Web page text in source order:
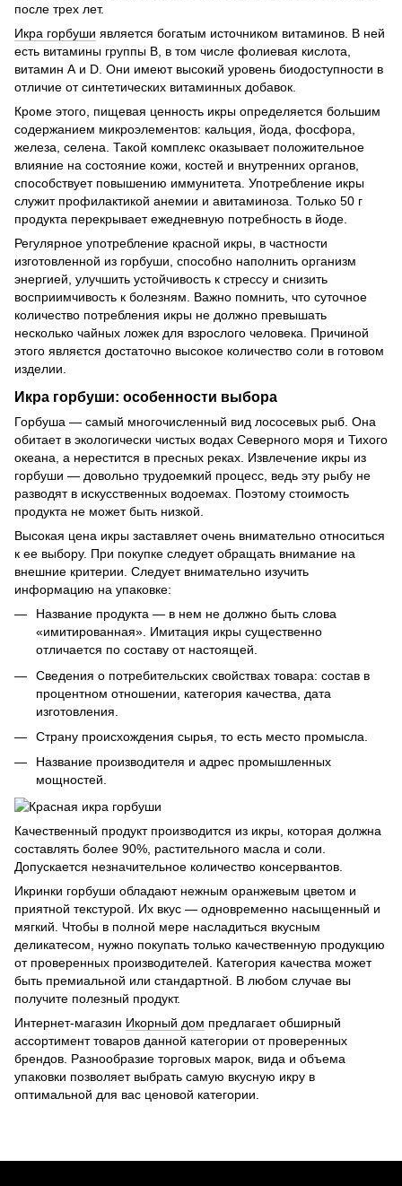
после трех лет.
Икра горбуши является богатым источником витаминов. В ней
есть витамины группы B, в том числе фолиевая кислота,
витамин А и D. Они имеют высокий уровень биодоступности в
отличие от синтетических витаминных добавок.
Кроме этого, пищевая ценность икры определяется большим
содержанием микроэлементов: кальция, йода, фосфора,
железа, селена. Такой комплекс оказывает положительное
влияние на состояние кожи, костей и внутренних органов,
способствует повышению иммунитета. Употребление икры
служит профилактикой анемии и авитаминоза. Только 50 г
продукта перекрывает ежедневную потребность в йоде.
Регулярное употребление красной икры, в частности
изготовленной из горбуши, способно наполнить организм
энергией, улучшить устойчивость к стрессу и снизить
восприимчивость к болезням. Важно помнить, что суточное
количество потребления икры не должно превышать
несколько чайных ложек для взрослого человека. Причиной
этого являєтся достаточно высокое количество соли в готовом
изделии.
Икра горбуши: особенности выбора
Горбуша — самый многочисленный вид лососевых рыб. Она
обитает в экологически чистых водах Северного моря и Тихого
океана, а нерестится в пресных реках. Извлечение икры из
горбуши — довольно трудоемкий процесс, ведь эту рыбу не
разводят в искусственных водоемах. Поэтому стоимость
продукта не может быть низкой.
Высокая цена икры заставляет очень внимательно относиться
к ее выбору. При покупке следует обращать внимание на
внешние критерии. Следует внимательно изучить
информацию на упаковке:
Название продукта — в нем не должно быть слова
«имитированная». Имитация икры существенно
отличается по составу от настоящей.
Сведения о потребительских свойствах товара: состав в
процентном отношении, категория качества, дата
изготовления.
Страну происхождения сырья, то есть место промысла.
Название производителя и адрес промышленных
мощностей.
Качественный продукт производится из икры, которая должна
составлять более 90%, растительного масла и соли.
Допускается незначительное количество консервантов.
Икринки горбуши обладают нежным оранжевым цветом и
приятной текстурой. Их вкус — одновременно насыщенный и
мягкий. Чтобы в полной мере насладиться вкусным
деликатесом, нужно покупать только качественную продукцию
от проверенных производителей. Категория качества может
быть премиальной или стандартной. В любом случае вы
получите полезный продукт.
Интернет-магазин Икорный дом предлагает обширный
ассортимент товаров данной категории от проверенных
брендов. Разнообразие торговых марок, вида и объема
упаковки позволяет выбрать самую вкусную икру в
оптимальной для вас ценовой категории.